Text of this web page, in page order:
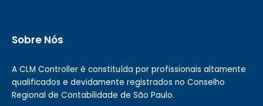
Sobre Nós
A CLM Controller é constituída por profissionais altamente
qualificados e devidamente registrados no Conselho
Regional de Contabilidade de São Paulo.